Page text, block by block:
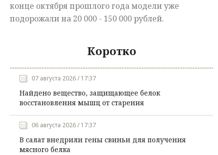
конце октября прошлого года модели уже
подорожали на 20 000 - 150 000 рублей.
Коротко
07 августа 2026 / 17:37
Найдено вещество, защищающее белок
восстановления мышц от старения
06 августа 2026 / 17:37
В салат внедрили гены свиньи для получения
мясного белка